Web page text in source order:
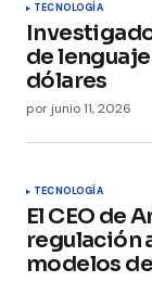
TECNOLOGÍA
de
dólares
por junio 11, 2026
TECNOLOGÍA
El CEO de
regulación
modelos